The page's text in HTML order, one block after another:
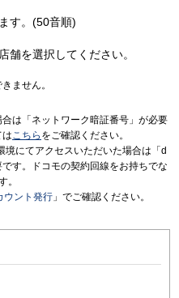
す。(50音順)
舗を選択してください。
ません。
は「ネットワーク暗証番号」が必要
こちら をご確認ください。
にてアクセスいただいた場合は「d
す。ドコモの契約回線をお持ちでな
。
ウント発行 」でご確認ください。